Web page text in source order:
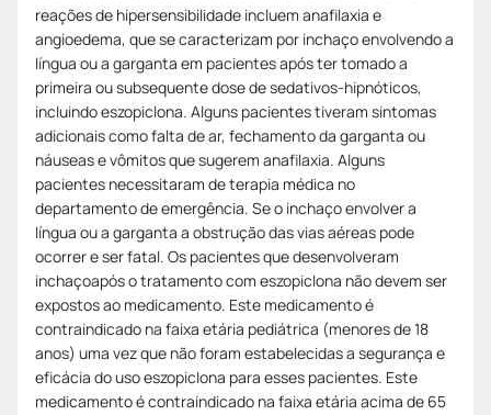
reações de hipersensibilidade incluem anafilaxia e
angioedema, que se caracterizam por inchaço envolvendo a
língua ou a garganta em pacientes após ter tomado a
primeira ou subsequente dose de sedativos-hipnóticos,
incluindo eszopiclona. Alguns pacientes tiveram sintomas
adicionais como falta de ar, fechamento da garganta ou
náuseas e vômitos que sugerem anafilaxia. Alguns
pacientes necessitaram de terapia médica no
departamento de emergência. Se o inchaço envolver a
língua ou a garganta a obstrução das vias aéreas pode
ocorrer e ser fatal. Os pacientes que desenvolveram
inchaçoapós o tratamento com eszopiclona não devem ser
expostos ao medicamento. Este medicamento é
contraindicado na faixa etária pediátrica (menores de 18
anos) uma vez que não foram estabelecidas a segurança e
eficácia do uso eszopiclona para esses pacientes. Este
medicamento é contraindicado na faixa etária acima de 65